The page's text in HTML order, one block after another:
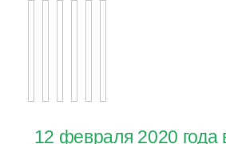
12 февраля 2020 года